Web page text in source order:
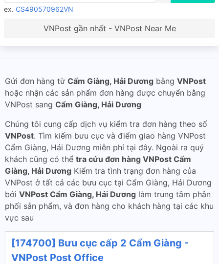
ex. CS490570962VN
VNPost gần nhất - VNPost Near Me
Gửi đơn hàng từ Cẩm Giàng, Hải Dương bằng VNPost
hoặc nhận các sản phẩm đơn hàng được chuyển bằng
VNPost sang Cẩm Giàng, Hải Dương
Chúng tôi cung cấp dịch vụ kiểm tra đơn hàng theo số
VNPost. Tìm kiếm bưu cục và điểm giao hàng VNPost
Cẩm Giàng, Hải Dương miễn phí tại đây. Ngoài ra quý
khách cũng có thể tra cứu đơn hàng VNPost Cẩm
Giàng, Hải Dương Kiểm tra tình trạng đơn hàng của
VNPost ở tất cả các bưu cục tại Cẩm Giàng, Hải Dương
bởi VNPost Cẩm Giàng, Hải Dương làm trung tâm phân
phối sản phẩm, và đơn hàng cho khách hàng tại các khu
vực sau
[174700] Bưu cục cấp 2 Cẩm Giàng -
VNPost Post Office